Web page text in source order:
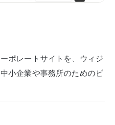
ポレートサイトを、ウィジ
小企業や事務所のためのビ